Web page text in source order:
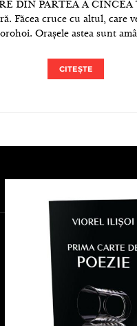
DIN PARTEA A CINCEA
Făcea cruce cu altul, care
Orașele astea sunt
CITEȘTE